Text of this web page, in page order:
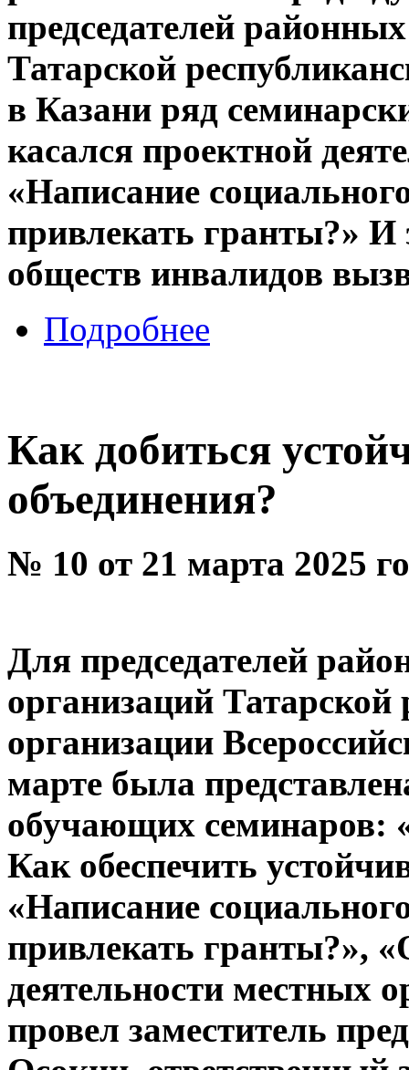
председателей
Татарской
в Казани ряд
касался проектной
«Написание
привлекать гранты?» И
обществ инвалидов
Подробнее
Как добиться
объединения?
№ 10 от 21 марта 2025
Для председателей
организаций Татарской
организации
марте была
обучающих семинаров:
Как обеспечить
«Написание
привлекать гранты?»,
деятельности местных
провел заместитель